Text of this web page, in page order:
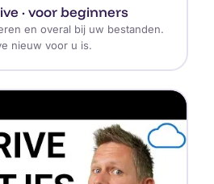
· voor beginners
en overal bij uw bestanden.
nieuw voor u is.